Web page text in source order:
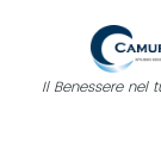
Il Benessere nel